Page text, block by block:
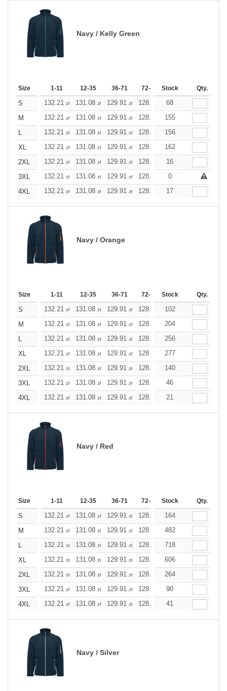
Navy / Kelly Green
Size 1-11 12-35 36-71 72-143 144-287 288 +
Stock Qty.
S 132.21 zł 131.08 zł 129.91 zł 128.78 127.61
68
M
132.21 zł 131.08 zł 129.91 zł 128.78 127.61
155
L
132.21 zł 131.08 zł 129.91 zł 128.78 127.61
156
XL
132.21 zł 131.08 zł 129.91 zł 128.78 127.61
162
2XL
132.21 zł 131.08 zł 129.91 zł 128.78 127.61
16
3XL
132.21 zł 131.08 zł 129.91 zł 128.78 127.61 127.61
0
4XL
132.21 zł 131.08 zł 129.91 zł 128.78 127.61
17
Navy / Orange
Size 1-11 12-35 36-71 72-143 144-287 288 +
Stock Qty.
S 132.21 zł 131.08 zł 129.91 zł 128.78 127.61
102
M
132.21 zł 131.08 zł 129.91 zł 128.78 127.61
204
L
132.21 zł 131.08 zł 129.91 zł 128.78 127.61
256
XL
132.21 zł 131.08 zł 129.91 zł 128.78 127.61
277
2XL
132.21 zł 131.08 zł 129.91 zł 128.78 127.61
140
3XL
132.21 zł 131.08 zł 129.91 zł 128.78 127.61
46
4XL
132.21 zł 131.08 zł 129.91 zł 128.78 127.61
21
Navy / Red
Size 1-11 12-35 36-71 72-143 144-287 288 +
Stock Qty.
S 132.21 zł 131.08 zł 129.91 zł 128.78 127.61
164
M
132.21 zł 131.08 zł 129.91 zł 128.78 127.61
482
L
132.21 zł 131.08 zł 129.91 zł 128.78 127.61
718
XL
132.21 zł 131.08 zł 129.91 zł 128.78 127.61
606
2XL
132.21 zł 131.08 zł 129.91 zł 128.78 127.61
264
3XL
132.21 zł 131.08 zł 129.91 zł 128.78 127.61
90
4XL
132.21 zł 131.08 zł 129.91 zł 128.78 127.61
41
Navy / Silver